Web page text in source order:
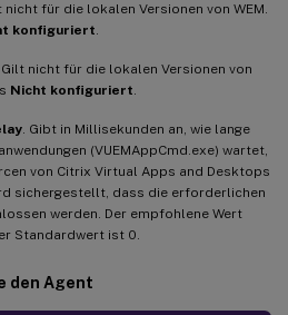
nicht für die lokalen Versionen von WEM.
konfiguriert.
Gilt nicht für die lokalen Versionen von
Nicht konfiguriert.
. Gibt in Millisekunden an, wie lange
(VUEMAppCmd.exe) wartet,
von Citrix Virtual Apps and Desktops
sichergestellt, dass die erforderlichen
werden. Der empfohlene Wert
Standardwert ist 0.
den Agent